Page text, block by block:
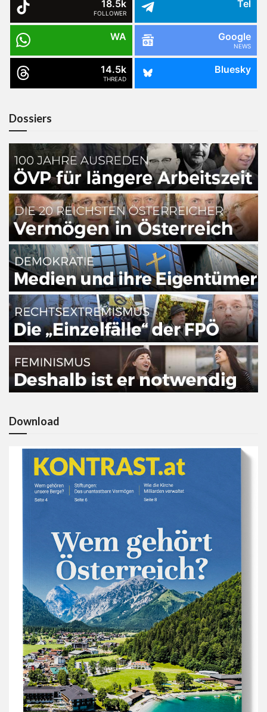
18.5k
FOLLOWER
Tel
WA Google
NEWS
14.5k
THREAD
Bluesky
Dossiers
Download